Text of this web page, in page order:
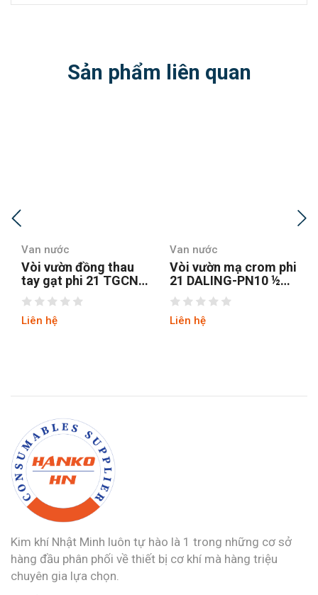
Sản phẩm liên quan
thau
TGCN-
Vòi vườn mạ crom phi
21 DALING-PN10 ½
Vòi vườn mạ
tay gạt inox
Kim khí Nhật Minh luôn tự hào là 1 trong những cơ sở
hàng đầu phân phối về thiết bị cơ khí mà hàng triệu
chuyên gia lựa chọn.